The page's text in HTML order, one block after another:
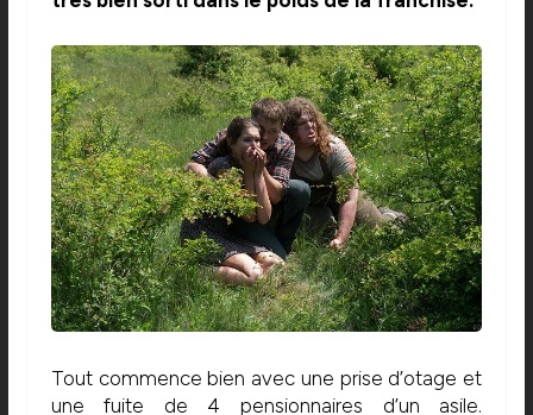
Tout commence bien avec une prise d’otage et
une fuite de 4 pensionnaires d’un asile.